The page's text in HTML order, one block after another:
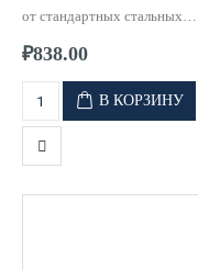
от стандартных стальных
фланцев, высокая стойкость к
агрессивных сред.
₽838.00
В КОРЗИНУ